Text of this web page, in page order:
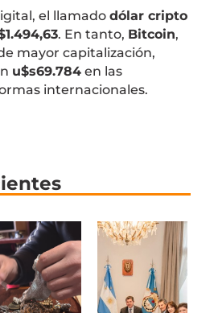
el llamado dólar cripto
. En tanto, Bitcoin,
mayor capitalización,
u$s69.784en las
internacionales.